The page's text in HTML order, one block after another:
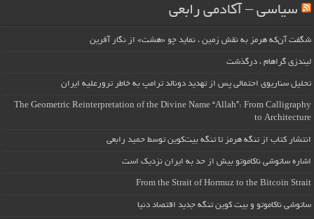
سیاسی – آکادمی رابعی
شگفت آن‌که هرمز به نقش زمین ، نماید چو «هشت» از نگار آفرین
لیندزی گراهام ، درگذشت
تحلیل سناریوی احتمالی پس از تهدید دونالد ترامپ به خاطر ترورعلیه ایران
The Geometric Reinterpretation of the Divine Name “Allah”: From Calligraphy
to Architecture
انتشار کتاب از تنگه هرمز تا تنگه بیت‌کوین توسط حمید رابعی
اشاره ساتوشی ناکاموتو بیش از حد به ایران نزدیک است
From the Strait of Hormuz to the Bitcoin Strait
ساتوشی ناکاموتو و بیت کوین تنگه جدید اقتصاد دنیا